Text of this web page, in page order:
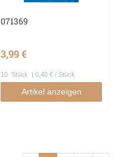
071369
3,99 €
10 Stück | 0,40 € / Stück
Artikel anzeigen